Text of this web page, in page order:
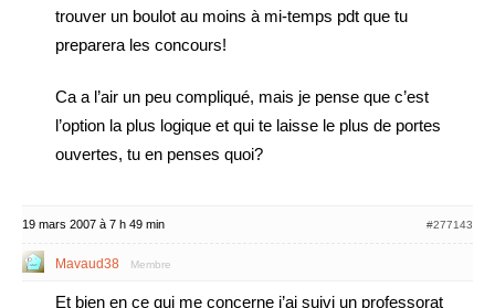
trouver un boulot au moins à mi-temps pdt que tu
preparera les concours!
Ca a l’air un peu compliqué, mais je pense que c’est
l’option la plus logique et qui te laisse le plus de portes
ouvertes, tu en penses quoi?
19 mars 2007 à 7 h 49 min #277143
Mavaud38 Membre
Et bien en ce qui me concerne j’ai suivi un professorat